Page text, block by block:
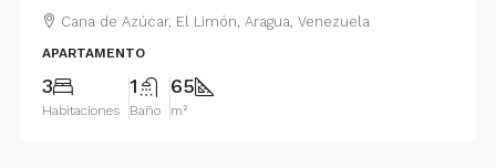
Cana de Azúcar, El Limón, Aragua, Venezuela
APARTAMENTO
3
Habitaciones
1
Baño
65
m²